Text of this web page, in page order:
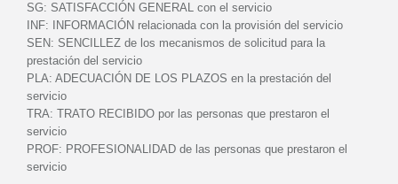
SG: SATISFACCIÓN GENERAL con el servicio
INF:
INFORMACIÓN relacionada con la provisión del servicio
SEN: SENCILLEZ de los mecanismos de solicitud para la
prestación del servicio
PLA: ADECUACIÓN DE LOS PLAZOS en la prestación del
servicio
TRA: TRATO RECIBIDO por las personas que prestaron el
servicio
PROF: PROFESIONALIDAD de las personas que prestaron el
servicio